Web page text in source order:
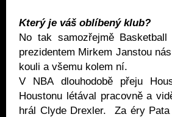
Který je váš oblíbený klub?
No tak samozřejmě
prezidentem Mirkem Janstou
kouli a všemu kolem ní.
V NBA dlouhodobě přeju
Houstonu létával pracovně a
hrál Clyde Drexler. Za éry